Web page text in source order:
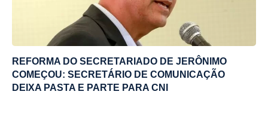
REFORMA DO SECRETARIADO DE JERÔNIMO
COMEÇOU: SECRETÁRIO DE COMUNICAÇÃO
DEIXA PASTA E PARTE PARA CNI